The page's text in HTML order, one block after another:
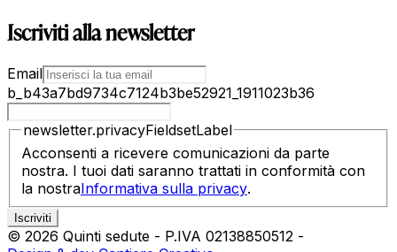
Iscriviti alla newsletter
Email
b_b43a7bd9734c7124b3be52921_1911023b36
newsletter.privacyFieldsetLabel
Acconsenti a ricevere comunicazioni da parte
nostra. I tuoi dati saranno trattati in conformità con
la nostraInformativa sulla privacy.
© 2026 Quinti sedute - P.IVA 02138850512 -